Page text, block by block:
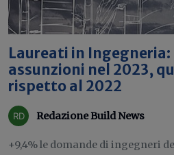
Laureati in Ingegneria:
assunzioni nel 2023,
rispetto al 2022
Redazione Build News
+9,4% le domande di ingegneri